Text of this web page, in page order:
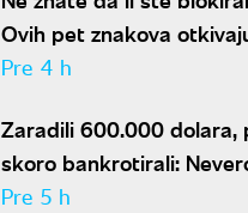
Ovih pet znakova
se nalazite na nečijoj
Pre 4 h
Zaradili 600.000 dolara,
skoro bankrotirali:
ispovest Meta Dejmona o
Pre 5 h